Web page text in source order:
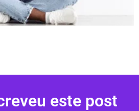
este post